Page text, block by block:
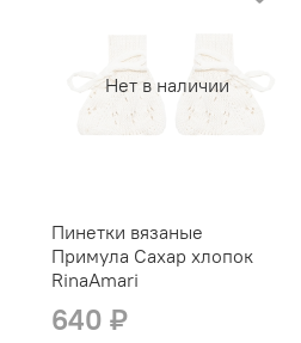
Нет в наличии
Пинетки вязаные
Примула Сахар хлопок
RinaAmari
640 ₽